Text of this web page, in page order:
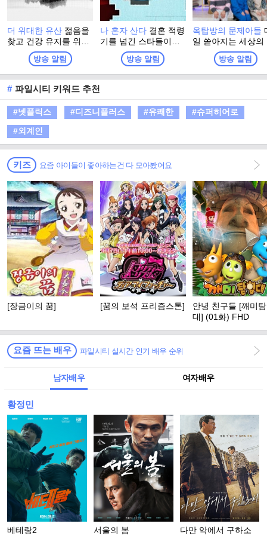
더 위대한 유산 젊음을
찾고 건강 유지를 위해
그들이 찾은 최고의 건
강법! 더 위대한 유산의
정체는? 백세시대, 건
강이 재산이자, 능력이
된 시대에 대국민 건강
프로젝트 프로그램
방송 알림
나 혼자 산다 결혼 적령
기를 넘긴 스타들이나
기러기 아빠들이 사는
모습을 그리는 리얼 다
큐 형식의 예능프로그
방송 알림
옥탑방의 문제아들
일 쏟아지는 세상의
든 잡학 지식 속 '뇌
인'이 되기 위해 옥
에 모인 문제아들.
찐케미에 방문하는
스트들의 인생이 어
환장 지식토크쇼
방송 알림
# 파일시티 키워드 추천
#넷플릭스 #디즈니플러스 #유쾌한
#슈퍼히어로
#외계인
키즈 요즘 아이들이 좋아하는건 다 모아봤어요
[장금이의 꿈] [꿈의 보석 프리즘스톤]
안녕 친구들 [깨미
대] (01화) FHD
요즘 뜨는 배우 파일시티 실시간 인기 배우 순위
남자배우 여자배우
황정민
베테랑2 서울의 봄
다만 악에서 구하소